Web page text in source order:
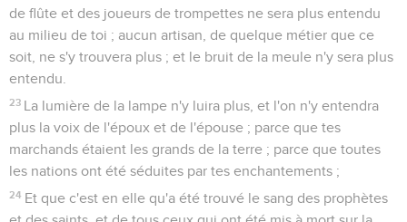
de flûte et des joueurs de trompettes ne sera plus entendu
au milieu de toi ; aucun artisan, de quelque métier que ce
soit, ne s'y trouvera plus ; et le bruit de la meule n'y sera plus
entendu.
23 La lumière de la lampe n'y luira plus, et l'on n'y entendra
plus la voix de l'époux et de l'épouse ; parce que tes
marchands étaient les grands de la terre ; parce que toutes
les nations ont été séduites par tes enchantements ;
24 Et que c'est en elle qu'a été trouvé le sang des prophètes